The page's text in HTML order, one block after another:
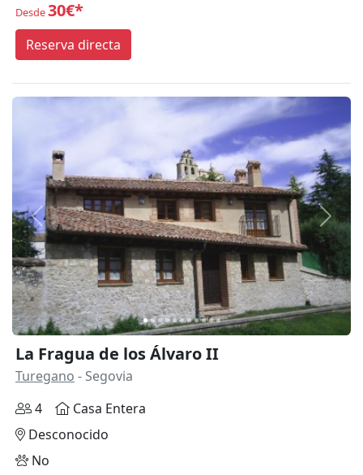
Desde30€*
Reserva directa
Anterior
La Fragua de los Álvaro II
Turegano - Segovia
4
Casa Entera
Desconocido
No